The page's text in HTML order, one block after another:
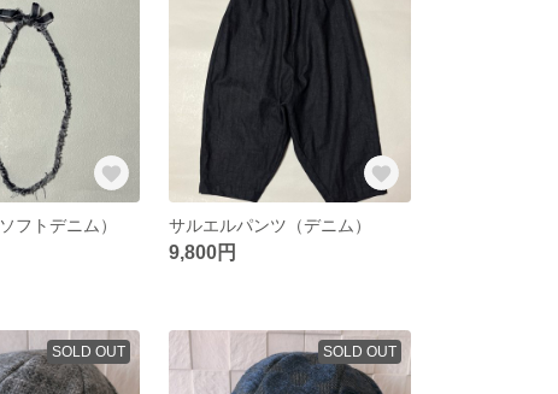
フトデニム） サルエルパンツ（デニム）
9,800円
SOLD OUT SOLD OUT